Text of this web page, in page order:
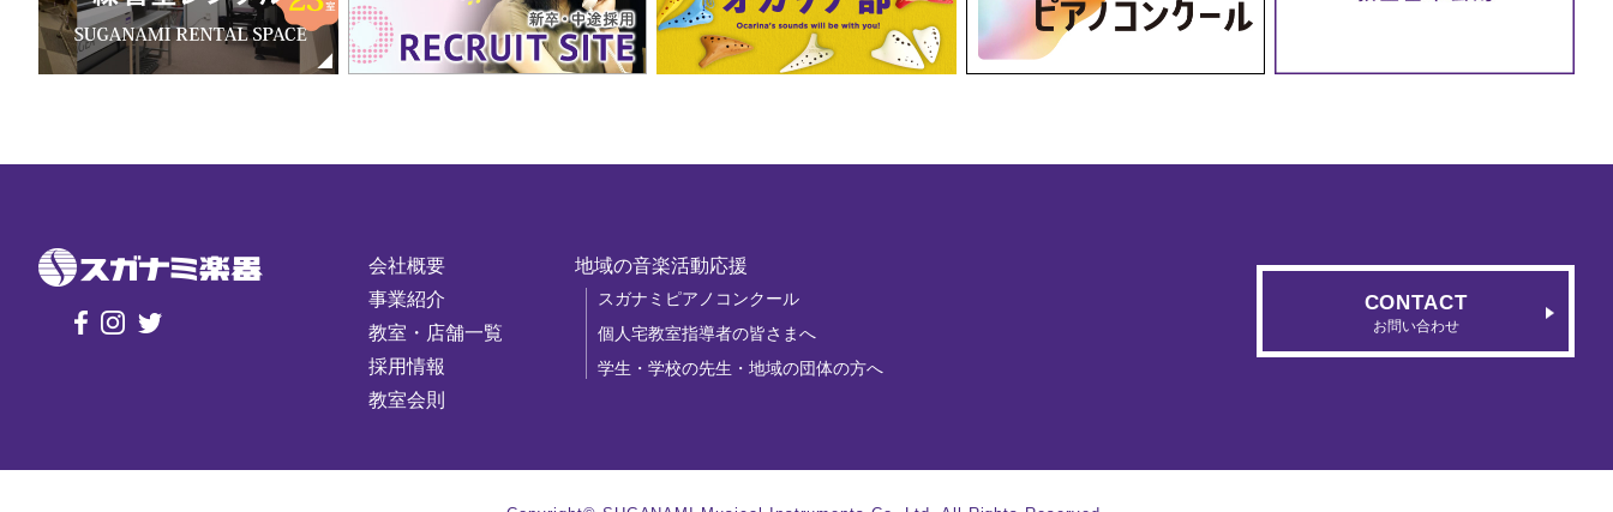
会社概要
事業紹介
教室・店舗一覧
採用情報
教室会則
地域の音楽活動応援
スガナミピアノコンクール
個人宅教室指導者の皆さまへ
学生・学校の先生・地域の団体の方へ
CONTACT
お問い合わせ